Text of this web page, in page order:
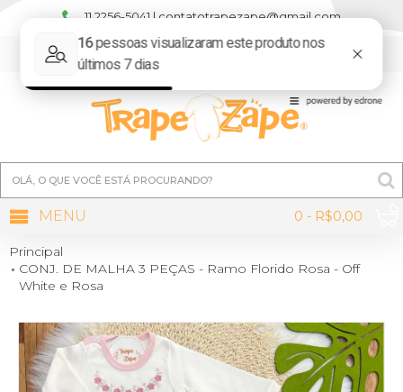
11 2256-5041 | contatotrapezape@gmail.com
0 - R$0,00
MENU
Principal
CONJ. DE MALHA 3 PEÇAS - Ramo Florido Rosa - Off
White e Rosa